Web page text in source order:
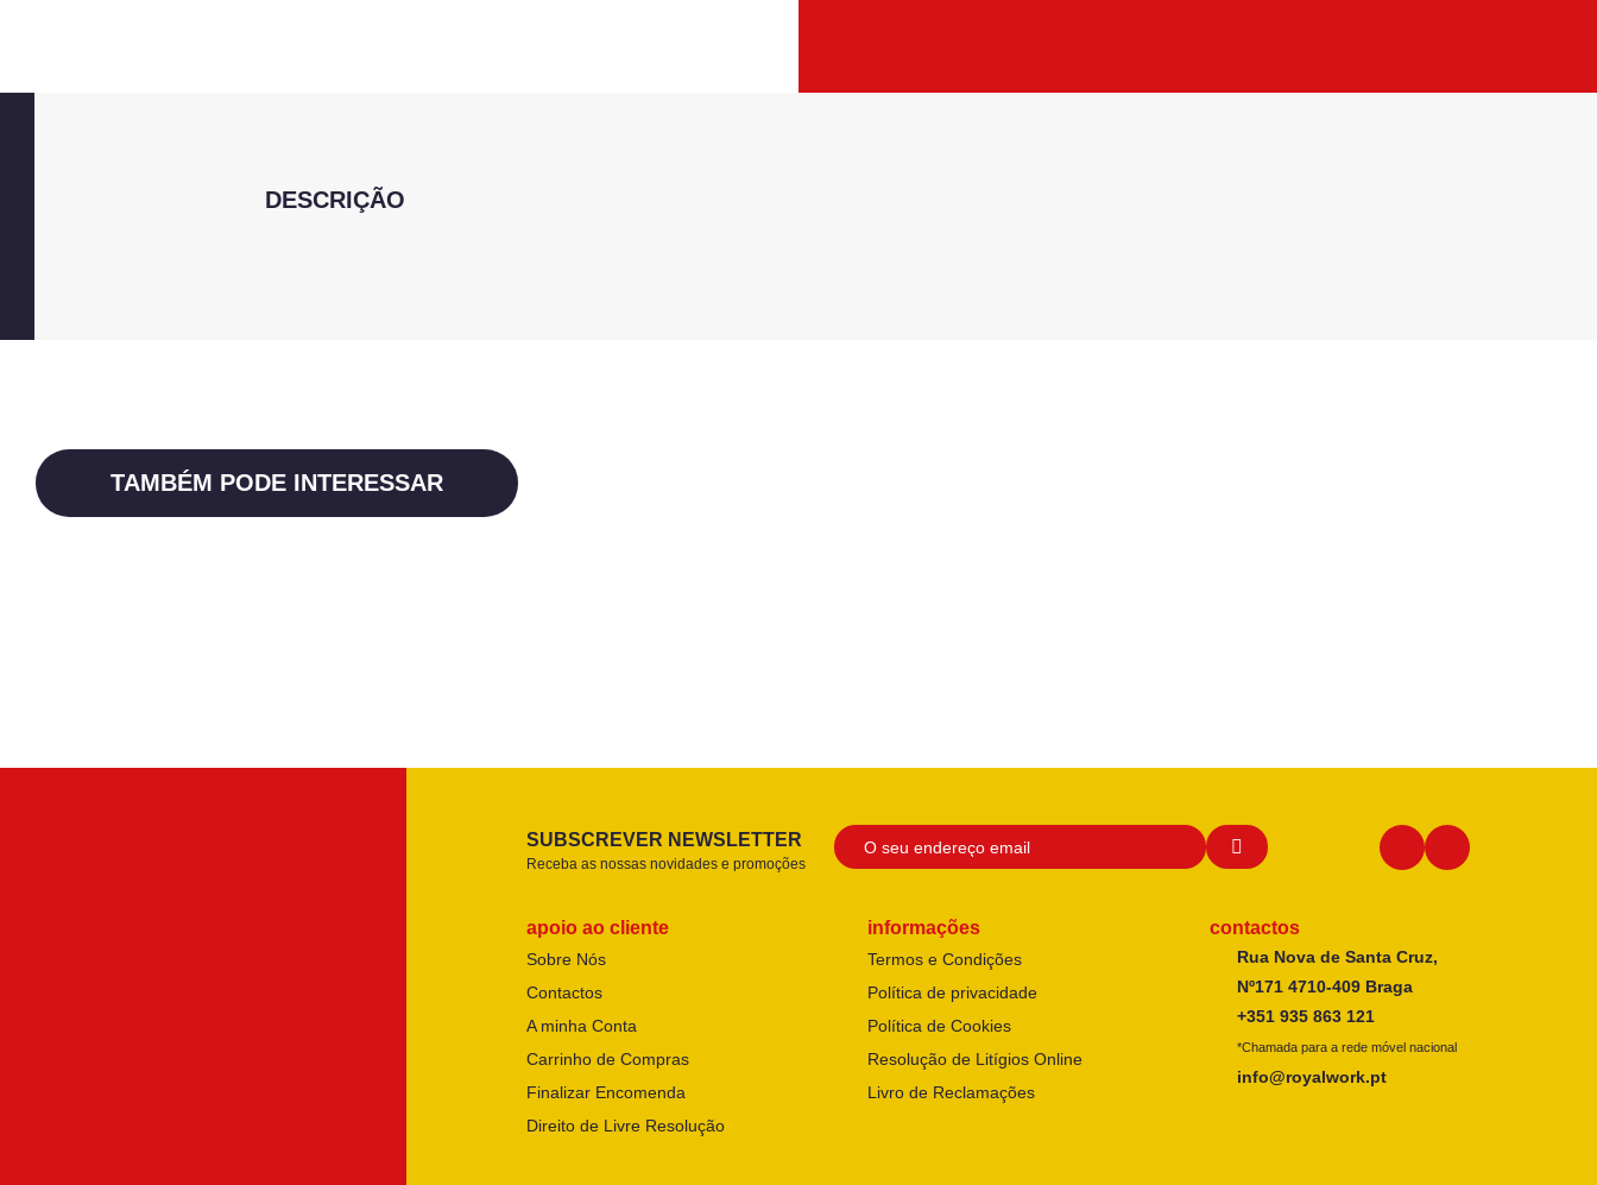
DESCRIÇÃO
TAMBÉM PODE INTERESSAR
SUBSCREVER NEWSLETTER
Receba as nossas novidades e promoções
apoio ao cliente
Sobre Nós
Contactos
A minha Conta
Carrinho de Compras
Finalizar Encomenda
Direito de Livre Resolução
informações
Termos e Condições
Política de privacidade
Política de Cookies
Resolução de Litígios Online
Livro de Reclamações
contactos
Rua Nova de Santa Cruz,
Nº171 4710-409 Braga
+351 935 863 121
*Chamada para a rede móvel nacional
info@royalwork.pt